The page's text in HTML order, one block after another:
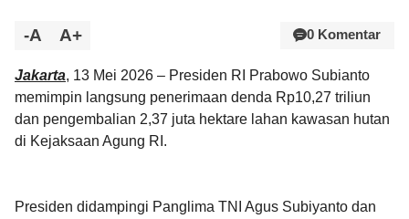
-A A+ 0 Komentar
Jakarta, 13 Mei 2026 – Presiden RI Prabowo Subianto
memimpin langsung penerimaan denda Rp10,27 triliun
dan pengembalian 2,37 juta hektare lahan kawasan hutan
di Kejaksaan Agung RI.
Presiden didampingi Panglima TNI Agus Subiyanto dan